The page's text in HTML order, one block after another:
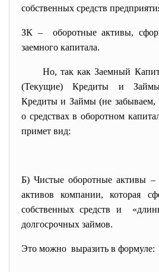
собственных средств
ЗК – оборотные активы,
заемного капитала.
Но, так как Заемный
(Текущие) Кредиты и
Кредиты и Займы (не забываем,
о средствах в оборотном
примет вид:
Б) Чистые оборотные активы –
активов компании, которая
собственных средств и
долгосрочных займов.
Это можно выразить в формуле: